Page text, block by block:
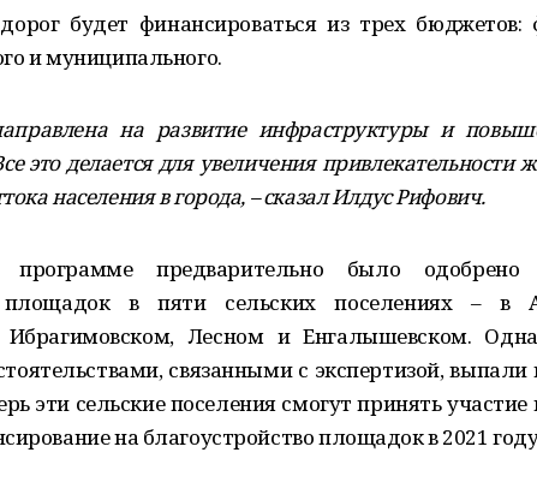
будет финансироваться из трех бюджетов:
и муниципального.
на развитие инфраструктуры и
это делается для увеличения привлекательности
населения в города, – сказал Илдус Рифович.
предварительно было одобрено
площадок в пяти сельских поселениях – в
Ибрагимовском, Лесном и Енгалышевском.
связанными с экспертизой,
эти сельские поселения смогут принять
на благоустройство площадок в 2021